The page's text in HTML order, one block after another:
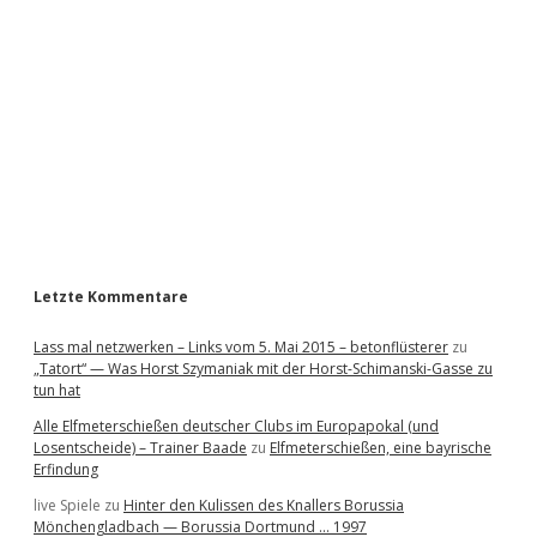
Letzte Kommentare
Lass mal netzwerken – Links vom 5. Mai 2015 – betonflüsterer zu
„Tatort“ — Was Horst Szymaniak mit der Horst-Schimanski-Gasse zu
tun hat
Alle Elfmeterschießen deutscher Clubs im Europapokal (und
Losentscheide) – Trainer Baade zu Elfmeterschießen, eine bayrische
Erfindung
live Spiele zu Hinter den Kulissen des Knallers Borussia
Mönchengladbach — Borussia Dortmund … 1997